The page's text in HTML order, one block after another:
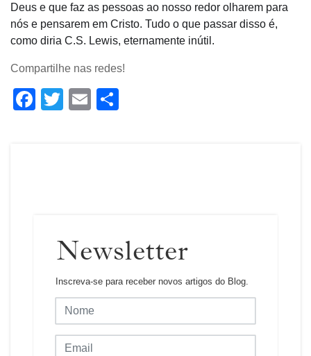
Deus e que faz as pessoas ao nosso redor olharem para
nós e pensarem em Cristo. Tudo o que passar disso é,
como diria C.S. Lewis, eternamente inútil.
Compartilhe nas redes!
Facebook
Twitter
Email
Newsletter
Inscreva-se para receber novos artigos do Blog.